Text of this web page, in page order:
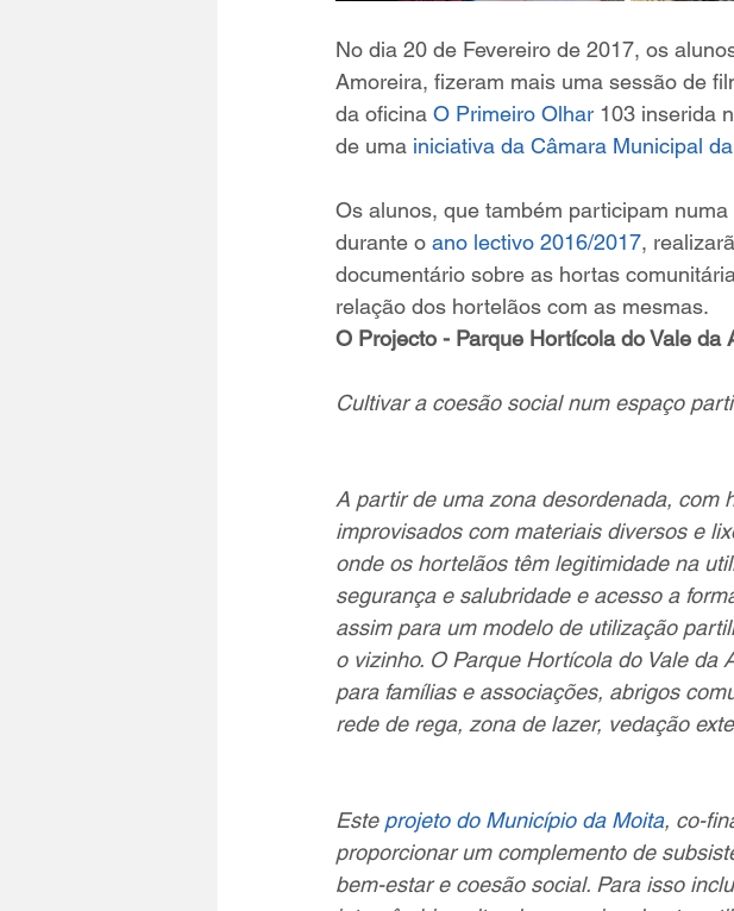
No dia 20 de Fevereiro de 2017, os
Amoreira, fizeram mais uma sessão de
da oficina O Primeiro Olhar 103 inserida
de uma iniciativa da Câmara Municipal
Os alunos, que também participam numa
durante o ano lectivo 2016/2017,
documentário sobre as hortas
relação dos hortelãos com as mesmas.
O Projecto - Parque Hortícola do Vale da
Cultivar a coesão social num espaço
A partir de uma zona desordenada, com
improvisados com materiais diversos e
onde os hortelãos têm legitimidade na
segurança e salubridade e acesso a
assim para um modelo de utilização
o vizinho. O Parque Hortícola do Vale
para famílias e associações, abrigos
rede de rega, zona de lazer, vedação
Este projeto do Município da Moita, co-
proporcionar um complemento de
bem-estar e coesão social. Para isso